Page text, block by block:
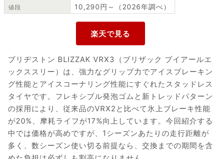
値段 10,290円～（2026年調べ）
ブリヂストン BLIZZAK VRX3（ブリザック ブイアールエ
ックススリー）は、強力なグリップ力でアイスブレーキン
グ性能とアイスコーナリング性能にすぐれたスタッドレス
タイヤです。フレキシブル発泡ゴムと新トレッドパターン
の採用により、従来品のVRX2と比べて氷上ブレーキ性能
が20%、摩耗ライフが17%向上しています。今回紹介する
中では価格が高めですが、1シーズンあたりの走行距離が
多く、数シーズン使い切る前提なら、交換までの期間を含